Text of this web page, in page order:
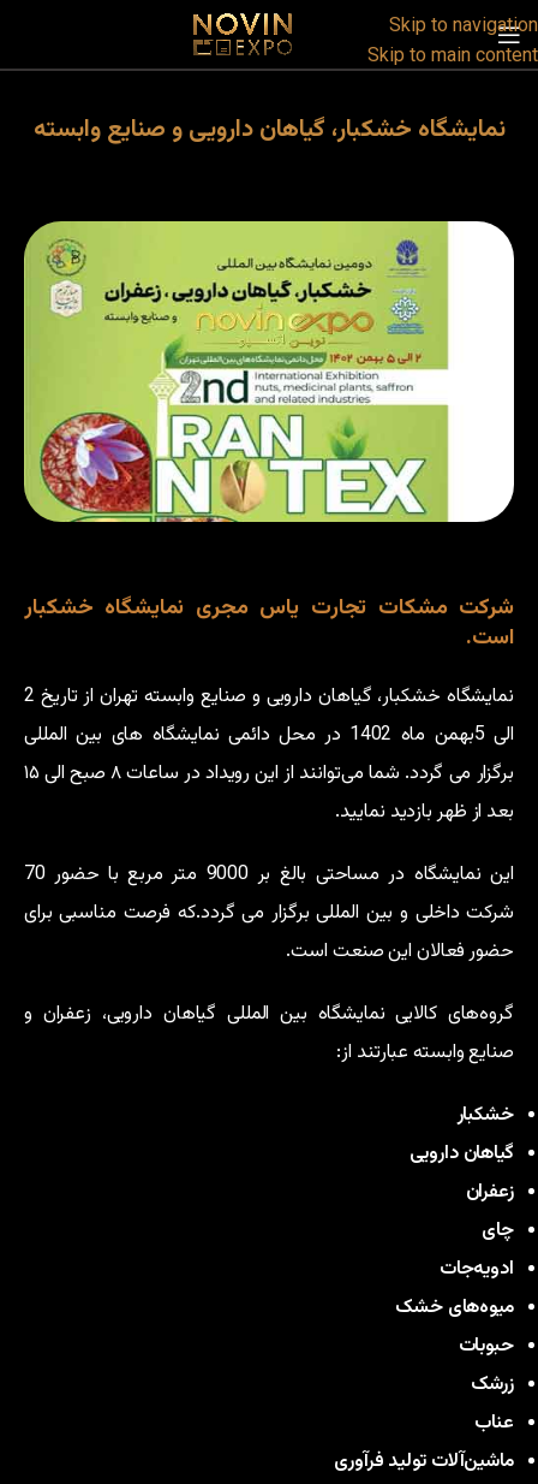
Skip to navigation
Skip to main content
نمایشگاه خشکبار، گیاهان دارویی و صنایع وابسته
شرکت مشکات تجارت یاس مجری نمایشگاه خشکبار
است.
نمایشگاه خشکبار، گیاهان دارویی و صنایع وابسته تهران از تاریخ 2
الی 5بهمن ماه 1402 در محل دائمی نمایشگاه های بین المللی
برگزار می گردد. شما می‌توانند از این رویداد در ساعات ۸ صبح الی ۱۵
بعد از ظهر بازدید نمایید.
این نمایشگاه در مساحتی بالغ بر 9000 متر مربع با حضور 70
شرکت داخلی و بین المللی برگزار می گردد.که فرصت مناسبی برای
حضور فعالان این صنعت است.
گروه‌های کالایی نمایشگاه بین المللی گیاهان دارویی، زعفران و
صنایع وابسته عبارتند از:
خشکبار
گیاهان دارویی
زعفران
چای
ادویه‌جات
میوه‌های خشک
حبوبات
زرشک
عناب
ماشین‌آلات تولید فرآوری